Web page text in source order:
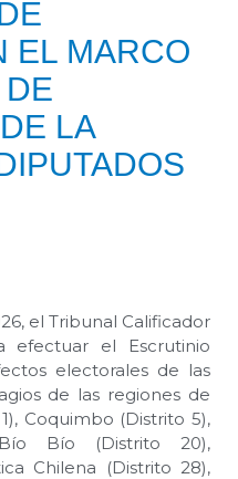
EL MARCO
LA
el Tribunal Calificador
efectuar el Escrutinio
electorales de las
de las regiones de
Coquimbo (Distrito 5),
Bío (Distrito 20),
Chilena (Distrito 28),